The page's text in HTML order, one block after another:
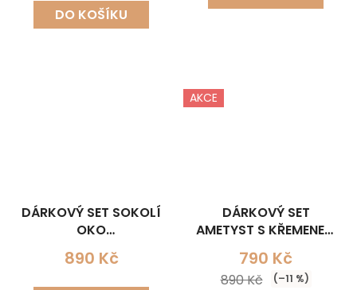
DO KOŠÍKU
DÁRKOVÝ SET SOKOLÍ
OKO
(NÁHRDELNÍK+NÁUŠNICE)
890 Kč
AKCE
DÁRKOVÝ SET
AMETYST S KŘEMENEM
790 Kč
890 Kč (–11 %)